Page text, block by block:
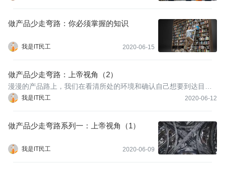
做产品少走弯路：你必须掌握的知识
我是IT民工 2020-06-15
做产品少走弯路：上帝视角（2）
我是IT民工 2020-06-12
漫漫的产品路上，我们在看清所处的环境和确认自己想要到达目标
后，需要打通任督二脉，开启快进模式。
做产品少走弯路系列一：上帝视角（1）
我是IT民工 2020-06-09